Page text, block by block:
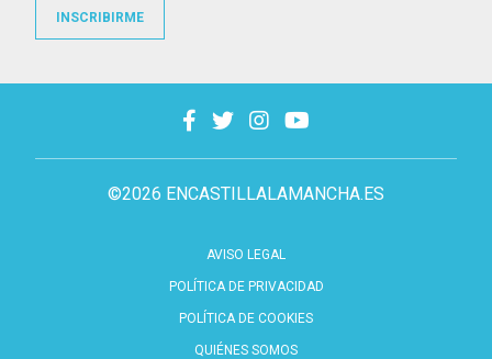
©2026 ENCASTILLALAMANCHA.ES
AVISO LEGAL
POLÍTICA DE PRIVACIDAD
POLÍTICA DE COOKIES
QUIÉNES SOMOS
INSCRIBIRME